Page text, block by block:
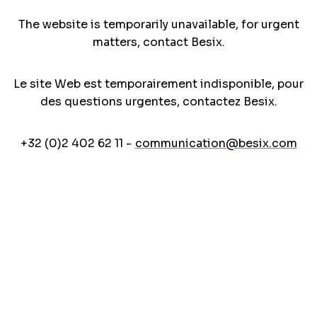
The website is temporarily unavailable, for urgent
matters, contact Besix.
Le site Web est temporairement indisponible, pour
des questions urgentes, contactez Besix.
+32 (0)2 402 62 11 - communication@besix.com